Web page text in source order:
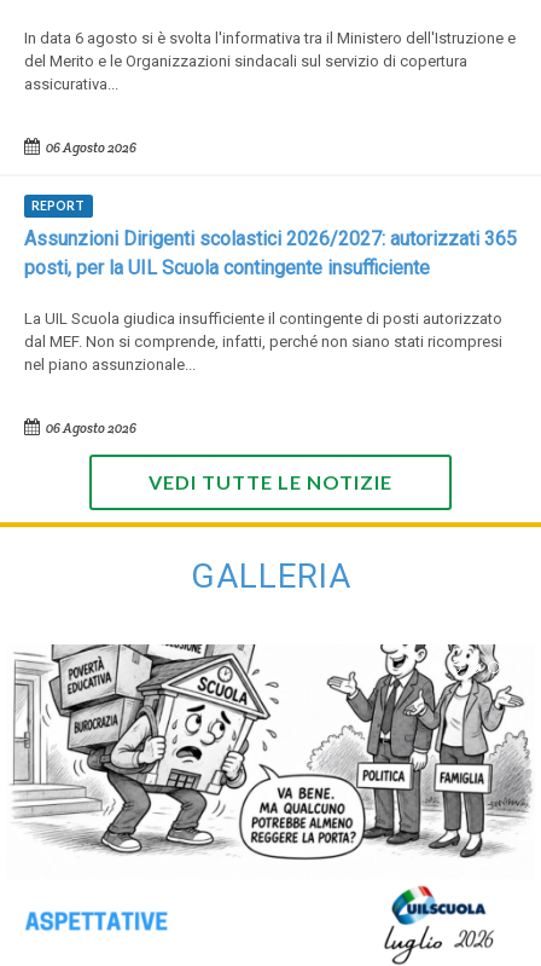
In data 6 agosto si è svolta l'informativa tra il Ministero dell'Istruzione e
del Merito e le Organizzazioni sindacali sul servizio di copertura
assicurativa...
06 Agosto 2026
REPORT
Assunzioni Dirigenti scolastici 2026/2027: autorizzati 365
posti, per la UIL Scuola contingente insufficiente
La UIL Scuola giudica insufficiente il contingente di posti autorizzato
dal MEF. Non si comprende, infatti, perché non siano stati ricompresi
nel piano assunzionale...
06 Agosto 2026
VEDI TUTTE LE NOTIZIE
GALLERIA